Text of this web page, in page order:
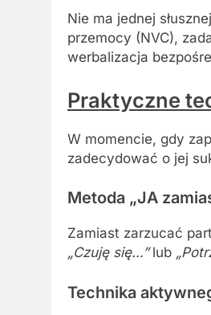
Nie ma jednej
przemocy (NVC),
werbalizacja
Praktyczne
W momencie, gdy
zadecydować o jej
Metoda „JA
Zamiast zarzucać
„Czuję się…”lub
Technika